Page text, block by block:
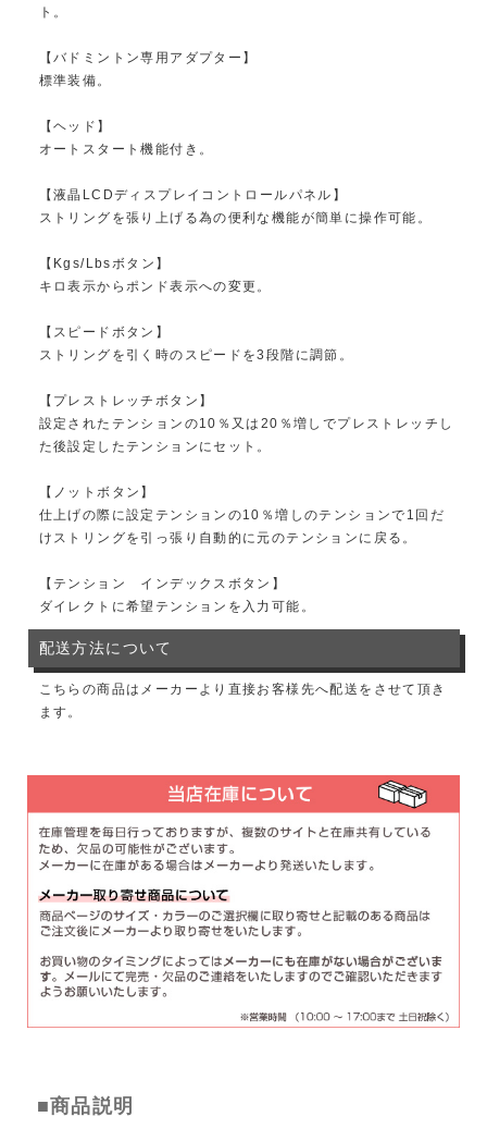
ト。
【バドミントン専用アダプター】
標準装備。
【ヘッド】
オートスタート機能付き。
【液晶LCDディスプレイコントロールパネル】
ストリングを張り上げる為の便利な機能が簡単に操作可能。
【Kgs/Lbsボタン】
キロ表示からポンド表示への変更。
【スピードボタン】
ストリングを引く時のスピードを3段階に調節。
【プレストレッチボタン】
設定されたテンションの10％又は20％増しでプレストレッチし
た後設定したテンションにセット。
【ノットボタン】
仕上げの際に設定テンションの10％増しのテンションで1回だ
けストリングを引っ張り自動的に元のテンションに戻る。
【テンション インデックスボタン】
ダイレクトに希望テンションを入力可能。
配送方法について
こちらの商品はメーカーより直接お客様先へ配送をさせて頂き
ます。
■商品説明